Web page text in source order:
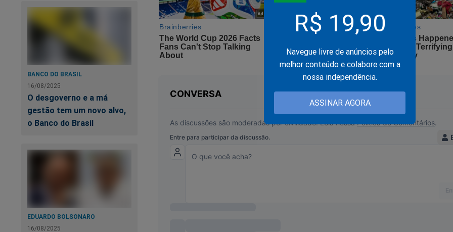
R$ 19,90
Navegue livre de anúncios pelo
melhor conteúdo e colabore com a
nossa independência.
ASSINAR AGORA
BANCO DO BRASIL
16/08/2025
O desgoverno e a má
gestão tem um novo alvo,
o Banco do Brasil
EDUARDO BOLSONARO
16/08/2025
Estranhamente Justiça impõe sigilo a carta rogatória dos
Moraes afasta procurador que acionou PGR contra dois